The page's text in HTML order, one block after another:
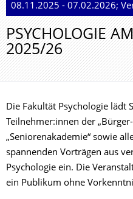
08.11.2025 - 07.02.2026;
PSYCHOLOGIE
2025/26
Die Fakultät Psychologie lädt
Teilnehmer:innen der
„Seniorenakademie“ sowie
spannenden Vorträgen aus
Psychologie ein. Die
ein Publikum ohne